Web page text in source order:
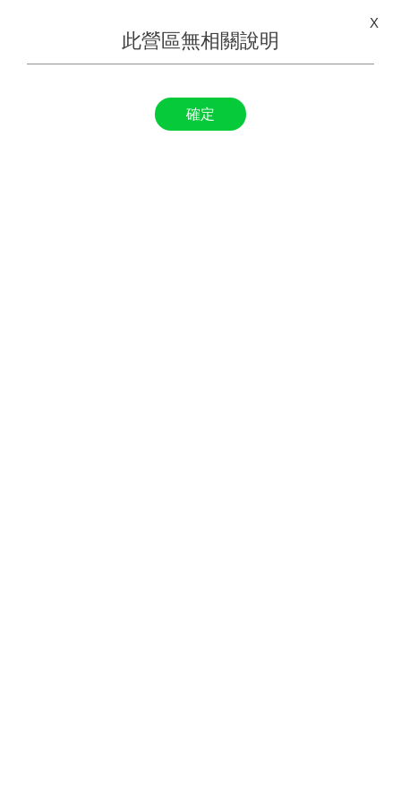
X
此營區無相關說明
確定